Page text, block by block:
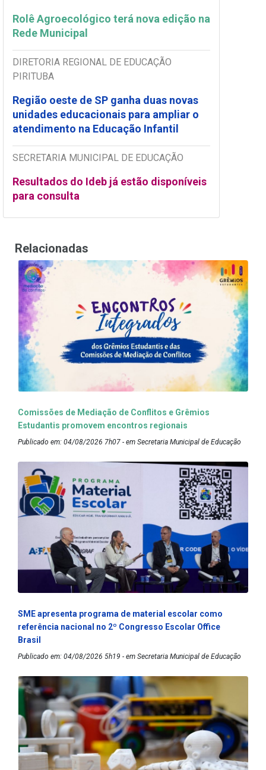
Rolê Agroecológico terá nova edição na
Rede Municipal
DIRETORIA REGIONAL DE EDUCAÇÃO
PIRITUBA
Região oeste de SP ganha duas novas
unidades educacionais para ampliar o
atendimento na Educação Infantil
SECRETARIA MUNICIPAL DE EDUCAÇÃO
Resultados do Ideb já estão disponíveis
para consulta
Relacionadas
Comissões de Mediação de Conflitos e Grêmios
Estudantis promovem encontros regionais
Publicado em: 04/08/2026 7h07 - em Secretaria Municipal de Educação
SME apresenta programa de material escolar como
referência nacional no 2º Congresso Escolar Office
Brasil
Publicado em: 04/08/2026 5h19 - em Secretaria Municipal de Educação